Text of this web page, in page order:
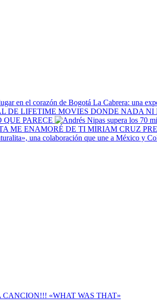
La Cabrera: una
PARECE
MIRIAM CRUZ
«WHAT WAS THAT»